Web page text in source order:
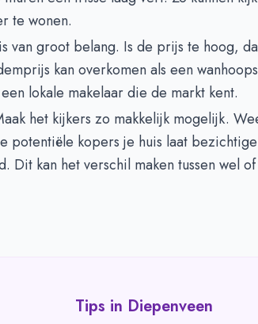
te wonen.
van groot belang. Is de prijs te hoog,
kan overkomen als een
lokale makelaar die de markt kent.
het kijkers zo makkelijk mogelijk.
potentiële kopers je huis laat
Dit kan het verschil maken tussen wel
Tips in Diepenveen